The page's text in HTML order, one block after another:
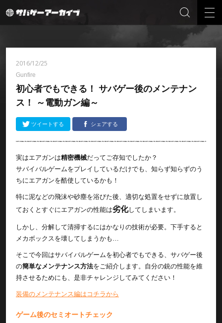
2016/12/25
Gunfire
初心者でもできる！ サバゲー後のメンテナン
ス！ ～電動ガン編～
ツイートする シェアする
実はエアガンは精密機械だってご存知でしたか？
サバイバルゲームをプレイしているだけでも、知らず知らずのう
ちにエアガンを酷使しているかも！
特に泥などの飛沫や砂塵を浴びた後、適切な処置をせずに放置し
ておくとすぐにエアガンの性能は劣化してしまいます。
しかし、分解して清掃するにはかなりの技術が必要。下手すると
メカボックスを壊してしまうかも…
そこで今回はサバイバルゲームを初心者でもできる、サバゲー後
の簡単なメンテナンス方法をご紹介します。自分の銃の性能を維
持させるためにも、是非チャレンジしてみてください！
装備のメンテナンス編はコチラから
ゲーム後のセミオートチェック